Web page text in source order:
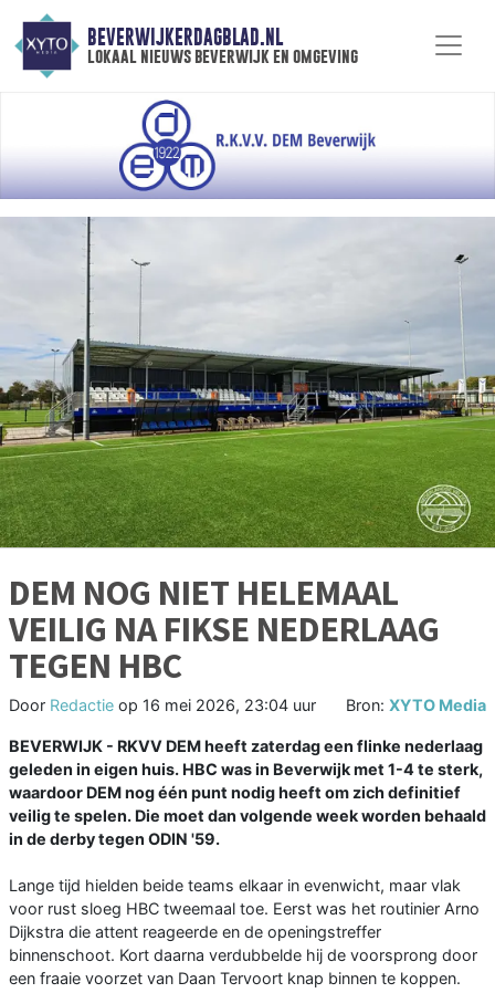
BEVERWIJKERDAGBLAD.NL
lokaal nieuws beverwijk en omgeving
DEM NOG NIET HELEMAAL
VEILIG NA FIKSE NEDERLAAG
TEGEN HBC
Door Redactie op 16 mei 2026, 23:04 uur Bron: XYTO Media
BEVERWIJK - RKVV DEM heeft zaterdag een flinke nederlaag
geleden in eigen huis. HBC was in Beverwijk met 1-4 te sterk,
waardoor DEM nog één punt nodig heeft om zich definitief
veilig te spelen. Die moet dan volgende week worden behaald
in de derby tegen ODIN '59.
Lange tijd hielden beide teams elkaar in evenwicht, maar vlak
voor rust sloeg HBC tweemaal toe. Eerst was het routinier Arno
Dijkstra die attent reageerde en de openingstreffer
binnenschoot. Kort daarna verdubbelde hij de voorsprong door
een fraaie voorzet van Daan Tervoort knap binnen te koppen.